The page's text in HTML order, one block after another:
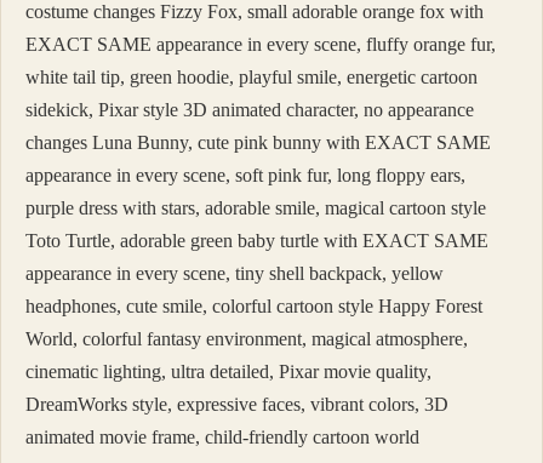
costume changes Fizzy Fox, small adorable orange fox with
EXACT SAME appearance in every scene, fluffy orange fur,
white tail tip, green hoodie, playful smile, energetic cartoon
sidekick, Pixar style 3D animated character, no appearance
changes Luna Bunny, cute pink bunny with EXACT SAME
appearance in every scene, soft pink fur, long floppy ears,
purple dress with stars, adorable smile, magical cartoon style
Toto Turtle, adorable green baby turtle with EXACT SAME
appearance in every scene, tiny shell backpack, yellow
headphones, cute smile, colorful cartoon style Happy Forest
World, colorful fantasy environment, magical atmosphere,
cinematic lighting, ultra detailed, Pixar movie quality,
DreamWorks style, expressive faces, vibrant colors, 3D
animated movie frame, child-friendly cartoon world